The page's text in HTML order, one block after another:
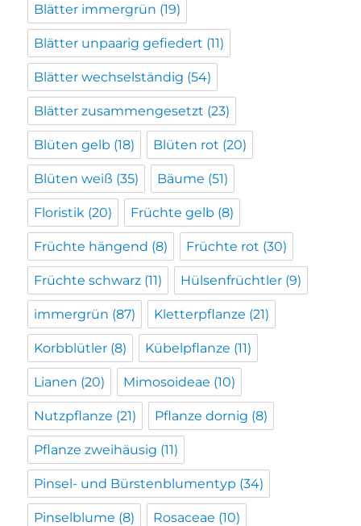
Blätter immergrün (19)
Blätter unpaarig gefiedert (11)
Blätter wechselständig (54)
Blätter zusammengesetzt (23)
Blüten gelb (18) Blüten rot (20)
Blüten weiß (35) Bäume (51)
Floristik (20) Früchte gelb (8)
Früchte hängend (8) Früchte rot (30)
Früchte schwarz (11) Hülsenfrüchtler (9)
immergrün (87) Kletterpflanze (21)
Korbblütler (8) Kübelpflanze (11)
Lianen (20) Mimosoideae (10)
Nutzpflanze (21) Pflanze dornig (8)
Pflanze zweihäusig (11)
Pinsel- und Bürstenblumentyp (34)
Pinselblume (8) Rosaceae (10)